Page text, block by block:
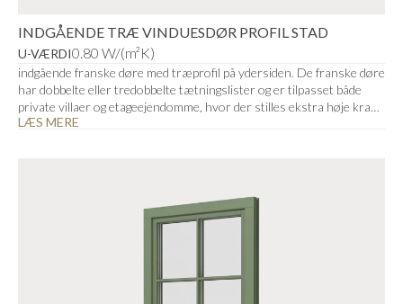
INDGÅENDE TRÆ VINDUESDØR PROFIL STAD
U-VÆRDI0.80 W/(m²K)
indgående franske døre med træprofil på ydersiden. De franske døre
har dobbelte eller tredobbelte tætningslister og er tilpasset både
private villaer og etageejendomme, hvor der stilles ekstra høje krav
til klimakappen.
LÆS MERE